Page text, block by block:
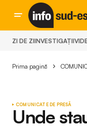
ZI DE ZIINVESTIGAȚII
Prima pagină
COMUNICATE DE PRESĂ
Unde